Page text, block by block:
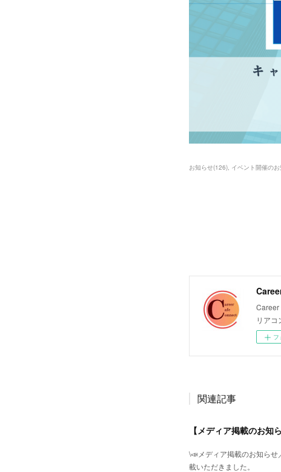
お知らせ(126) イベント開催の
Career
リア
フ
関連記事
【メディア掲載のお
\📣メディア掲載のお知ら
載いただきました。